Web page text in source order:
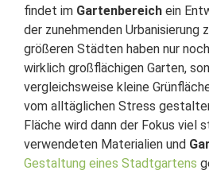
findet im Gartenbereich ein
der zunehmenden Urbanisierung
größeren Städten haben nur
wirklich großflächigen Garten,
vergleichsweise kleine
vom alltäglichen Stress
Fläche wird dann der Fokus viel
verwendeten Materialien und
Gestaltung eines Stadtgartens